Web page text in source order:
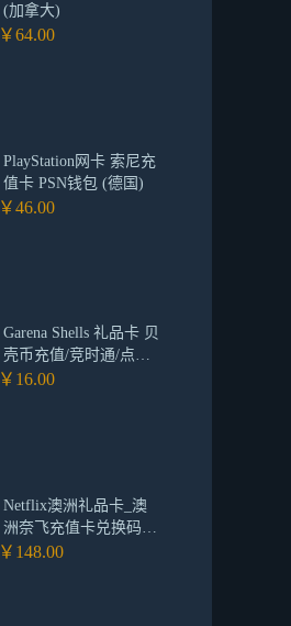
(加拿大)
￥64.00
PlayStation网卡 索尼充
值卡 PSN钱包 (德国)
￥46.00
Garena Shells 礼品卡 贝
壳币充值/竞时通/点卡
(台湾)
￥16.00
Netflix澳洲礼品卡_澳
洲奈飞充值卡兑换码
_Netflix预付卡礼品卡
￥148.00